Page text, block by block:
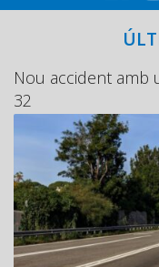
Nou accident amb
32